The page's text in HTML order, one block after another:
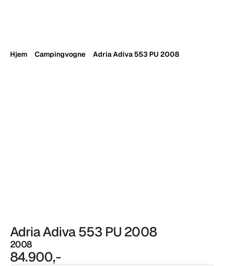
Careers
Hjem Campingvogne Adria Adiva 553 PU 2008
Adria Adiva 553 PU 2008
2008
84.900,-